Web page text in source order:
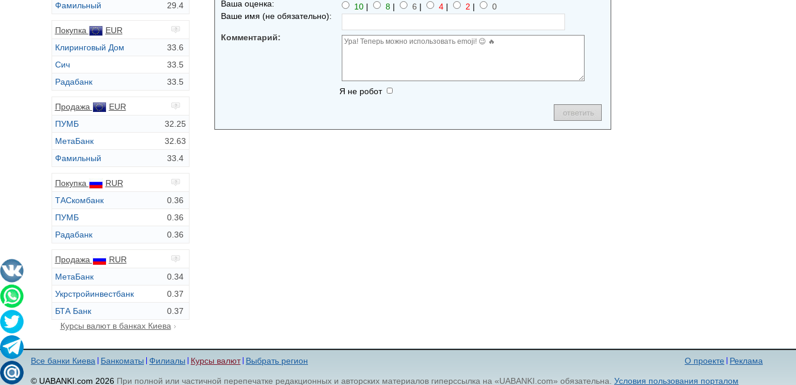
Фамильный
29.4
Покупка
EUR
Клиринговый Дом
33.6
Сич
33.5
Радабанк
33.5
Продажа
EUR
ПУМБ
32.25
МетаБанк
32.63
Фамильный
33.4
Покупка
RUR
ТАСкомбанк
0.36
ПУМБ
0.36
Радабанк
0.36
Продажа
RUR
МетаБанк
0.34
Укрстройинвестбанк
0.37
БТА Банк
0.37
Курсы валют в банках Киева
Ваша оценка: 10 | 8 | 6 | 4 | 2 |
0
Ваше имя (не обязательно):
Комментарий:
Я не робот
Реклама
О проекте
Все банки Киева Банкоматы Филиалы Курсы валют Выбрать регион
© UABANKI.com 2026 При полной или частичной перепечатке редакционных и авторских материалов гиперссылка на «UABANKI.com» обязательна. Условия пользования порталом